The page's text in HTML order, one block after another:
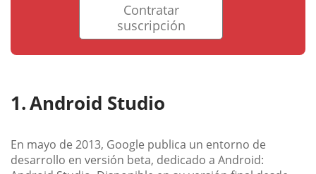
Contratar
suscripción
Android Studio
En mayo de 2013, Google publica un entorno de
desarrollo en versión beta, dedicado a Android: